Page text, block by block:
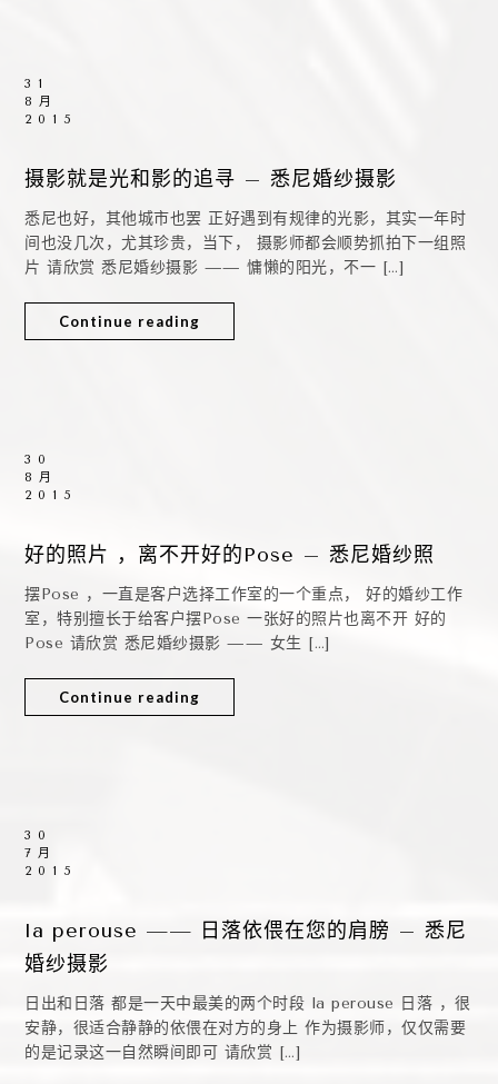
31
8月
2015
摄影就是光和影的追寻 – 悉尼婚纱摄影
悉尼也好，其他城市也罢 正好遇到有规律的光影，其实一年时
间也没几次，尤其珍贵，当下， 摄影师都会顺势抓拍下一组照
片 请欣赏 悉尼婚纱摄影 —— 慵懒的阳光，不一 […]
Continue reading
30
8月
2015
好的照片 ，离不开好的Pose – 悉尼婚纱照
摆Pose ，一直是客户选择工作室的一个重点， 好的婚纱工作
室，特别擅长于给客户摆Pose 一张好的照片也离不开 好的
Pose 请欣赏 悉尼婚纱摄影 —— 女生 […]
Continue reading
30
7月
2015
la perouse —— 日落依偎在您的肩膀 – 悉尼
婚纱摄影
日出和日落 都是一天中最美的两个时段 la perouse 日落 ，很
安静，很适合静静的依偎在对方的身上 作为摄影师，仅仅需要
的是记录这一自然瞬间即可 请欣赏 […]